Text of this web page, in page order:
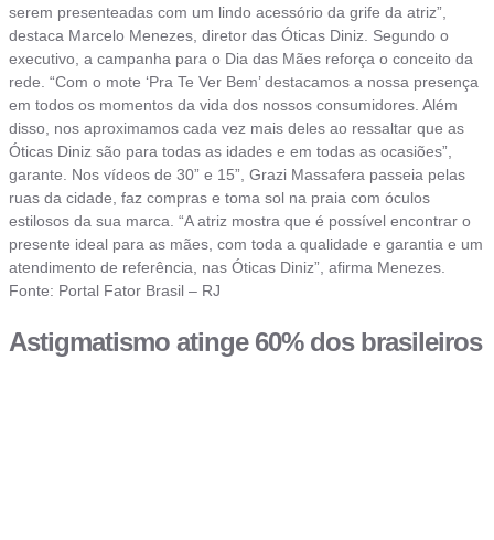
serem presenteadas com um lindo acessório da grife da atriz”,
destaca Marcelo Menezes, diretor das Óticas Diniz. Segundo o
executivo, a campanha para o Dia das Mães reforça o conceito da
rede. “Com o mote ‘Pra Te Ver Bem’ destacamos a nossa presença
em todos os momentos da vida dos nossos consumidores. Além
disso, nos aproximamos cada vez mais deles ao ressaltar que as
Óticas Diniz são para todas as idades e em todas as ocasiões”,
garante. Nos vídeos de 30” e 15”, Grazi Massafera passeia pelas
ruas da cidade, faz compras e toma sol na praia com óculos
estilosos da sua marca. “A atriz mostra que é possível encontrar o
presente ideal para as mães, com toda a qualidade e garantia e um
atendimento de referência, nas Óticas Diniz”, afirma Menezes.
Fonte: Portal Fator Brasil – RJ
Astigmatismo atinge 60% dos brasileiros